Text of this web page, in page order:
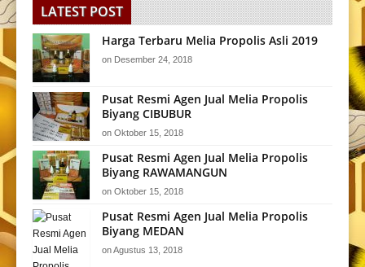
LATEST POST
Harga Terbaru Melia Propolis Asli 2019
on Desember 24, 2018
Pusat Resmi Agen Jual Melia Propolis
Biyang CIBUBUR
on Oktober 15, 2018
Pusat Resmi Agen Jual Melia Propolis
Biyang RAWAMANGUN
on Oktober 15, 2018
Pusat Resmi Agen Jual Melia Propolis
Biyang MEDAN
onAgustus 13, 2018